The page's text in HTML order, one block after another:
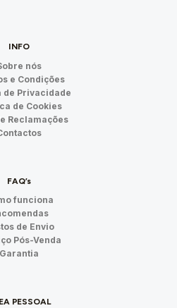
INFO
nós
e Condições
de Privacidade
de Cookies
Reclamações
FAQ’s
funciona
de Envio
Pós-Venda
Garantia
PESSOAL